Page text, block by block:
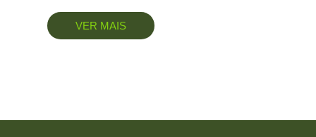
VER MAIS